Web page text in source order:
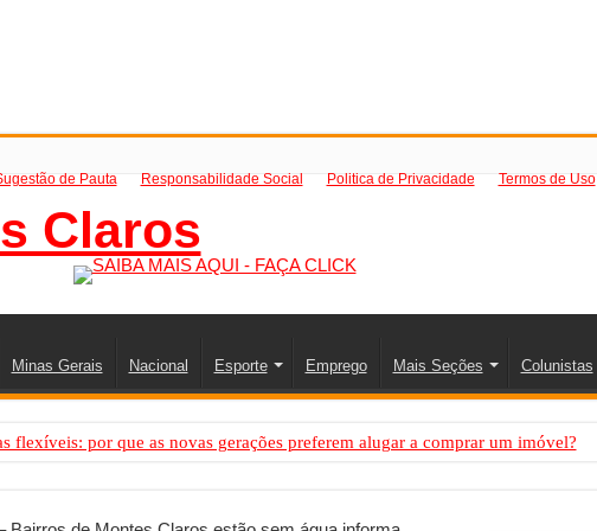
de Pauta Responsabilidade Social Politica de Privacidade Termos de Uso
Minas Gerais Nacional Esporte Emprego Mais Seções Colunistas
flexíveis: por que as novas gerações preferem alugar a comprar um imóvel?
de transfer passeios e traslados em Porto Seguro, Bahia